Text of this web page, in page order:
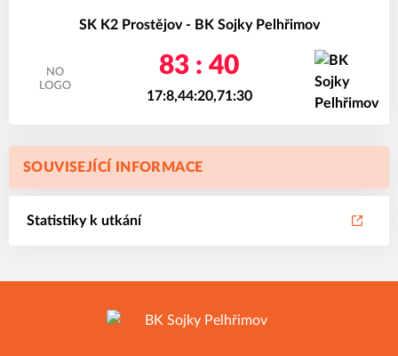
SK K2 Prostějov - BK Sojky Pelhřimov
83 : 40
17:8,44:20,71:30
SOUVISEJÍCÍ INFORMACE
Statistiky k utkání